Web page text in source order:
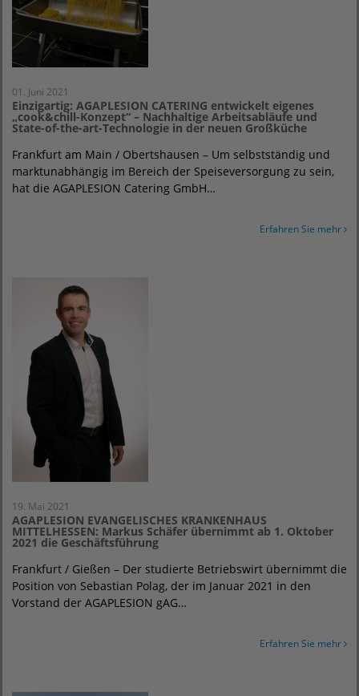
01. Juni 2021
Einzigartig: AGAPLESION CATERING entwickelt eigenes
„cook&chill-Konzept“ – Nachhaltige Arbeitsabläufe und
State-of-the-art-Technologie in der neuen Großküche
Frankfurt am Main / Obertshausen – Um selbstständig und
marktunabhängig im Bereich der Speiseversorgung zu sein,
hat die AGAPLESION Catering GmbH…
Erfahren Sie mehr
19. Mai 2021
AGAPLESION EVANGELISCHES KRANKENHAUS
MITTELHESSEN: Markus Schäfer übernimmt ab 1. Oktober
2021 die Geschäftsführung
Frankfurt / Gießen – Der studierte Betriebswirt übernimmt die
Position von Sebastian Polag, der im Januar 2021 in den
Vorstand der AGAPLESION gAG…
Erfahren Sie mehr